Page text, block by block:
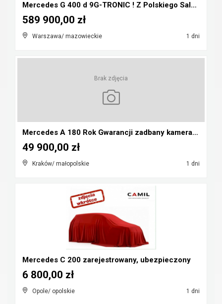
Mercedes G 400 d 9G-TRONIC ! Z Polskiego Salonu ! ...
Warszawa/ mazowieckie 1 dni
589 900,00 zł
Brak zdjęcia
Mercedes A 180 Rok Gwarancji zadbany kamera pdc au...
Kraków/ małopolskie 1 dni
49 900,00 zł
Mercedes C 200 zarejestrowany, ubezpieczony
Opole/ opolskie 1 dni
6 800,00 zł